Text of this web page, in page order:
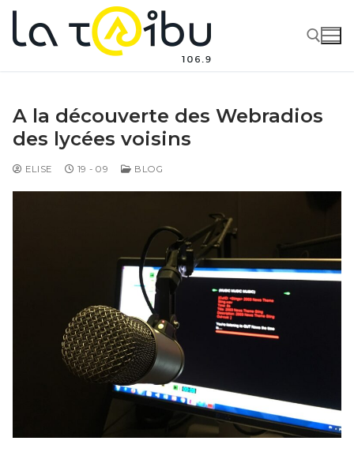
A la découverte des Webradios
des lycées voisins
ELISE 19 - 09 BLOG